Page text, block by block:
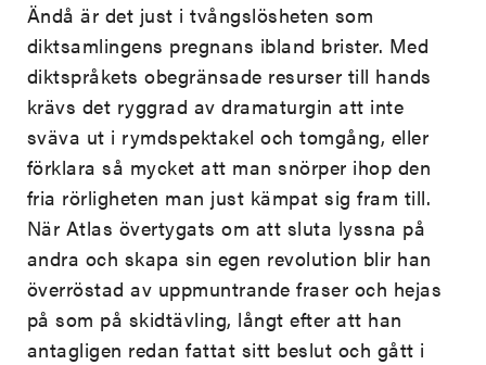
Ändå är det just i tvångslösheten som
diktsamlingens pregnans ibland brister. Med
diktspråkets obegränsade resurser till hands
krävs det ryggrad av dramaturgin att inte
sväva ut i rymdspektakel och tomgång, eller
förklara så mycket att man snörper ihop den
fria rörligheten man just kämpat sig fram till.
När Atlas övertygats om att sluta lyssna på
andra och skapa sin egen revolution blir han
överröstad av uppmuntrande fraser och hejas
på som på skidtävling, långt efter att han
antagligen redan fattat sitt beslut och gått i